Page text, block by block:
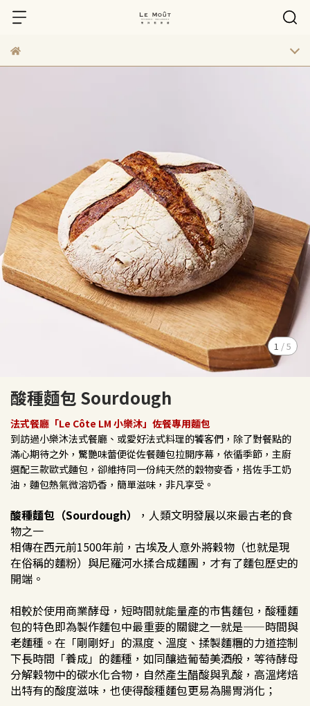
1 /5
酸種麵包 Sourdough
法式餐廳「Le Côte LM 小樂沐」佐餐專用麵包
到訪過小樂沐法式餐廳、或愛好法式料理的饕客們，除了對餐點的
滿心期待之外，驚艷味蕾便從佐餐麵包拉開序幕，依循季節，主廚
選配三款歐式麵包，卻維持同一份純天然的穀物麥香，搭佐手工奶
油，麵包熱氣微溶奶香，簡單滋味，非凡享受。
酸種麵包（Sourdough）
，人類文明發展以來最古老的食
物之一
相傳在西元前1500年前，古埃及人意外將穀物（也就是現
在俗稱的麵粉）與尼羅河水揉合成麵團，才有了麵包歷史的
開端。
相較於使用商業酵母，短時間就能量產的市售麵包，酸種麵
包的特色即為製作麵包中最重要的關鍵之一就是——時間與
老麵種。在「剛剛好」的濕度、溫度、揉製麵糰的力道控制
下長時間「養成」的麵種，如同釀造葡萄美酒般，等待酵母
分解穀物中的碳水化合物，自然產生醋酸與乳酸，高溫烤焙
出特有的酸度滋味，也使得酸種麵包更易為腸胃消化；